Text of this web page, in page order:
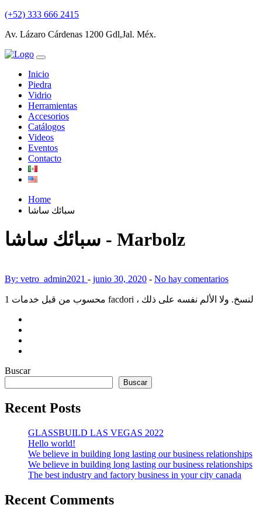
(+52) 333 666 2415
Av. Lázaro Cárdenas 1200 Gdl,Jal. Méx.
Inicio
Piedra
Vidrio
Herramientas
Accesorios
Catálogos
Videos
Eventos
Contacto
Home
سبائك ساشا
سبائك ساشا - Marbolz
By: vetro_admin2021 - junio 30, 2020 - No hay comentarios
Buscar
Buscar
Recent Posts
GLASSBUILD LAS VEGAS 2022
Hello world!
We believe in building long lasting our business relationships
We believe in building long lasting our business relationships
The best industry and factory business in your city canada
Recent Comments